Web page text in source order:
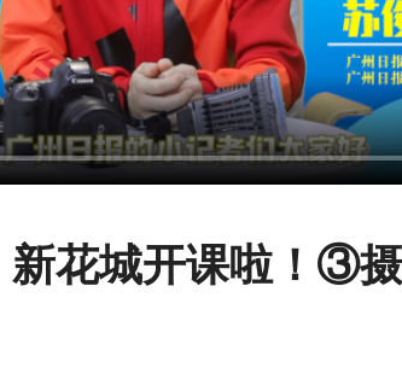
新花城开课啦！③